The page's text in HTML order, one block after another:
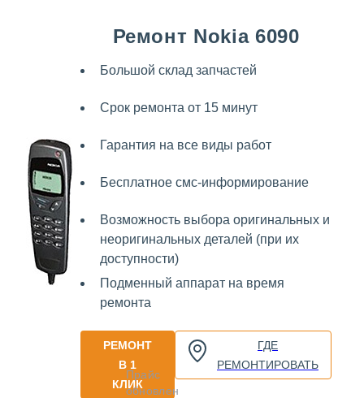
Ремонт Nokia 6090
Большой склад запчастей
Срок ремонта от 15 минут
Гарантия на все виды работ
Бесплатное смс-информирование
Возможность выбора оригинальных и
неоригинальных деталей (при их
доступности)
Подменный аппарат на время
ремонта
РЕМОНТ
В 1
КЛИК
ГДЕ
РЕМОНТИРОВАТЬ
Прайс
обновлен